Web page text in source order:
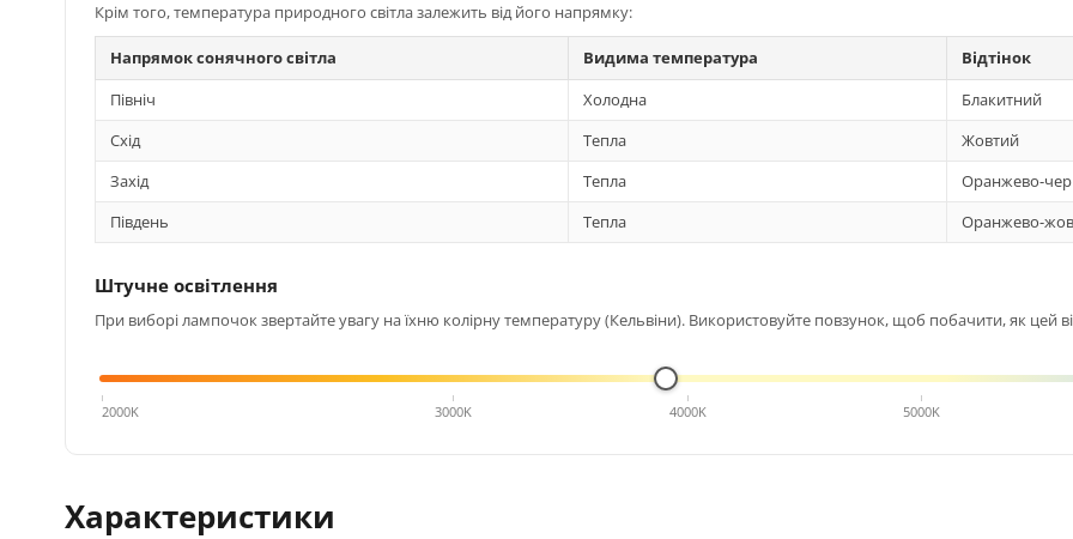
Крім того, температура природного світла залежить від його напрямку:
Напрямок сонячного світла Видима температура
Відтінок
Північ
Холодна
Блакитний
Схід
Тепла
Жовтий
Захід
Тепла
Оранжево-
Південь
Тепла Оранжево-
Штучне освітлення
При виборі лампочок звертайте увагу на їхню колірну температуру (Кельвіни). Використовуйте повзунок, щоб побачити, як цей
4000K
2000K 3000K 4000K 5000K
Характеристики